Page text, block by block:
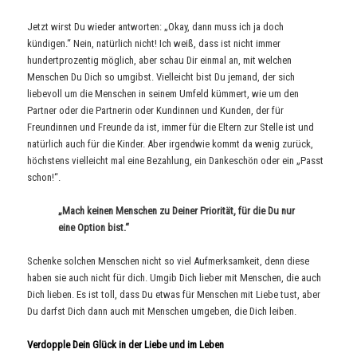
Jetzt wirst Du wieder antworten: „Okay, dann muss ich ja doch
kündigen.“ Nein, natürlich nicht! Ich weiß, dass ist nicht immer
hundertprozentig möglich, aber schau Dir einmal an, mit welchen
Menschen Du Dich so umgibst. Vielleicht bist Du jemand, der sich
liebevoll um die Menschen in seinem Umfeld kümmert, wie um den
Partner oder die Partnerin oder Kundinnen und Kunden, der für
Freundinnen und Freunde da ist, immer für die Eltern zur Stelle ist und
natürlich auch für die Kinder. Aber irgendwie kommt da wenig zurück,
höchstens vielleicht mal eine Bezahlung, ein Dankeschön oder ein „Passt
schon!“.
„Mach keinen Menschen zu Deiner Priorität, für die Du nur
eine Option bist.“
Schenke solchen Menschen nicht so viel Aufmerksamkeit, denn diese
haben sie auch nicht für dich. Umgib Dich lieber mit Menschen, die auch
Dich lieben. Es ist toll, dass Du etwas für Menschen mit Liebe tust, aber
Du darfst Dich dann auch mit Menschen umgeben, die Dich leiben.
Verdopple Dein Glück in der Liebe und im Leben